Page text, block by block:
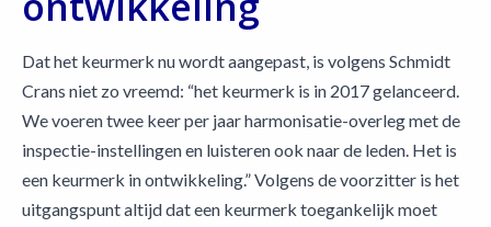
Dat het keurmerk nu wordt aangepast, is volgens Schmidt
Crans niet zo vreemd: “het keurmerk is in 2017 gelanceerd.
We voeren twee keer per jaar harmonisatie-overleg met de
inspectie-instellingen en luisteren ook naar de leden. Het is
een keurmerk in ontwikkeling.” Volgens de voorzitter is het
uitgangspunt altijd dat een keurmerk toegankelijk moet